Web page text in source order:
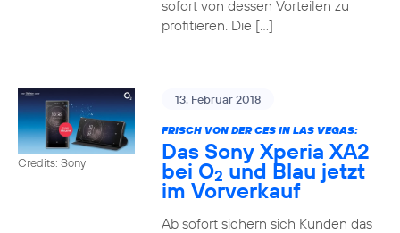
sofort von dessen Vorteilen zu
profitieren. Die […]
Credits: Sony
13. Februar 2018
FRISCH VON DER CES IN LAS VEGAS:
Das Sony Xperia XA2
bei O2 und Blau jetzt
im Vorverkauf
Ab sofort sichern sich Kunden das